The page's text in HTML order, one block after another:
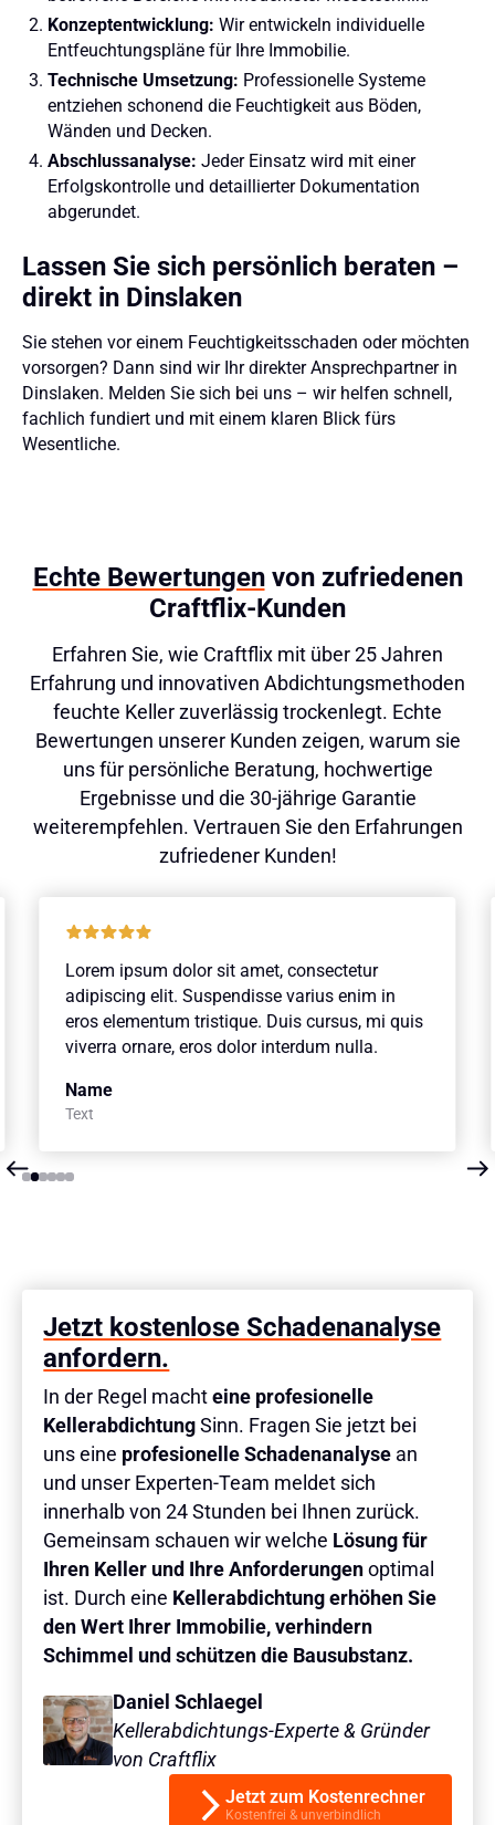
Konzeptentwicklung: Wir entwickeln individuelle
Entfeuchtungspläne für Ihre Immobilie.
Technische Umsetzung: Professionelle Systeme
entziehen schonend die Feuchtigkeit aus Böden,
Wänden und Decken.
Abschlussanalyse: Jeder Einsatz wird mit einer
Erfolgskontrolle und detaillierter Dokumentation
abgerundet.
Lassen Sie sich persönlich beraten –
direkt in Dinslaken
Sie stehen vor einem Feuchtigkeitsschaden oder möchten
vorsorgen? Dann sind wir Ihr direkter Ansprechpartner in
Dinslaken. Melden Sie sich bei uns – wir helfen schnell,
fachlich fundiert und mit einem klaren Blick fürs
Wesentliche.
Echte Bewertungenvon zufriedenen
Craftflix-Kunden
Erfahren Sie, wie Craftflix mit über 25 Jahren
Erfahrung und innovativen Abdichtungsmethoden
feuchte Keller zuverlässig trockenlegt. Echte
Bewertungen unserer Kunden zeigen, warum sie
uns für persönliche Beratung, hochwertige
Ergebnisse und die 30-jährige Garantie
weiterempfehlen. Vertrauen Sie den Erfahrungen
zufriedener Kunden!
Lorem ipsum dolor sit amet, consectetur
adipiscing elit. Suspendisse varius enim in
eros elementum tristique. Duis cursus, mi quis
viverra ornare, eros dolor interdum nulla.
Name
Text
Slide 2 of 6.
Jetzt kostenlose Schadenanalyse
anfordern.
In der Regel machteine profesionelle
Kellerabdichtung Sinn. Fragen Sie jetzt bei
uns eine profesionelle Schadenanalyse an
und unser Experten-Team meldet sich
innerhalb von 24 Stunden bei Ihnen zurück.
Gemeinsam schauen wir welche Lösung für
Ihren Keller und Ihre Anforderungenoptimal
ist. Durch eine Kellerabdichtung erhöhen Sie
den Wert Ihrer Immobilie, verhindern
Schimmel und schützen die Bausubstanz.
Daniel Schlaegel
Kellerabdichtungs-Experte & Gründer
von Craftflix
Jetzt zum Kostenrechner
Kostenfrei & unverbindlich